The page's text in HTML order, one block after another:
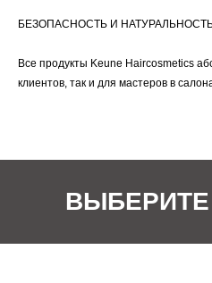
БЕЗОПАСНОСТЬ И
Все продукты Keune Haircosmetics
клиентов, так и для мастеров в